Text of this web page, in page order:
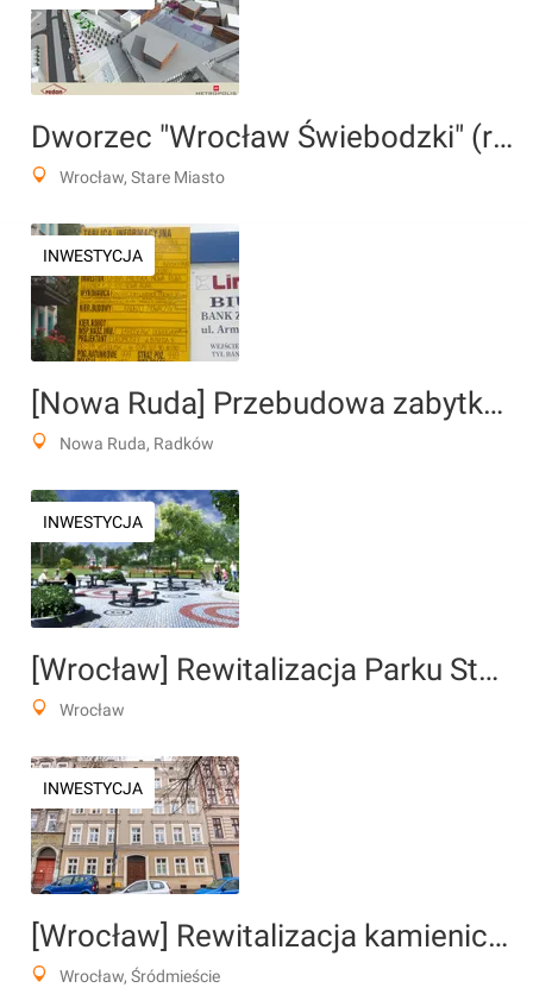
Dworzec "Wrocław Świebodzki" (rewitalizacja)
Wrocław, Stare Miasto
INWESTYCJA
[Nowa Ruda] Przebudowa zabytkowego Rynku wraz z restauracją Ratusza
Nowa Ruda, Radków
INWESTYCJA
[Wrocław] Rewitalizacja Parku Stanisława Staszica
Wrocław
INWESTYCJA
[Wrocław] Rewitalizacja kamienicy, pl.Strzelecki 10
Wrocław, Śródmieście